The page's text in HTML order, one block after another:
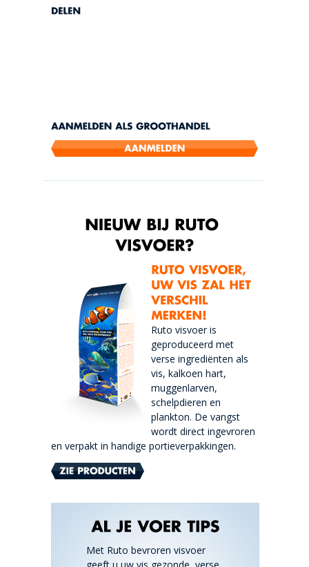
Ruto visvoer is
geproduceerd met
verse ingrediënten als
vis, kalkoen hart,
muggenlarven,
schelpdieren en
plankton. De vangst
wordt direct ingevroren
en verpakt in handige portieverpakkingen.
Met Ruto bevroren visvoer
geeft u uw vis gezonde, verse